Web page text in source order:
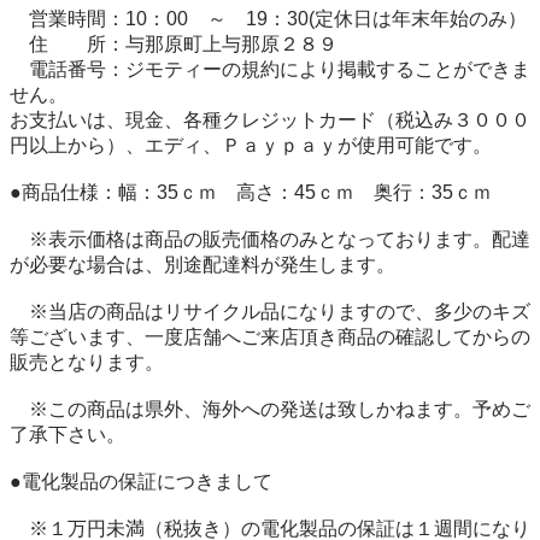
営業時間：10：00　～　19：30(定休日は年末年始のみ）
住　　所：与那原町上与那原２８９
電話番号：ジモティーの規約により掲載することができま
せん。
お支払いは、現金、各種クレジットカード（税込み３０００
円以上から）、エディ、Ｐａｙｐａｙが使用可能です。
●商品仕様：幅：35ｃｍ　高さ：45ｃｍ　奥行：35ｃｍ
※表示価格は商品の販売価格のみとなっております。配達
が必要な場合は、別途配達料が発生します。
※当店の商品はリサイクル品になりますので、多少のキズ
等ございます、一度店舗へご来店頂き商品の確認してからの
販売となります。
※この商品は県外、海外への発送は致しかねます。予めご
了承下さい。
●電化製品の保証につきまして
※１万円未満（税抜き）の電化製品の保証は１週間になり